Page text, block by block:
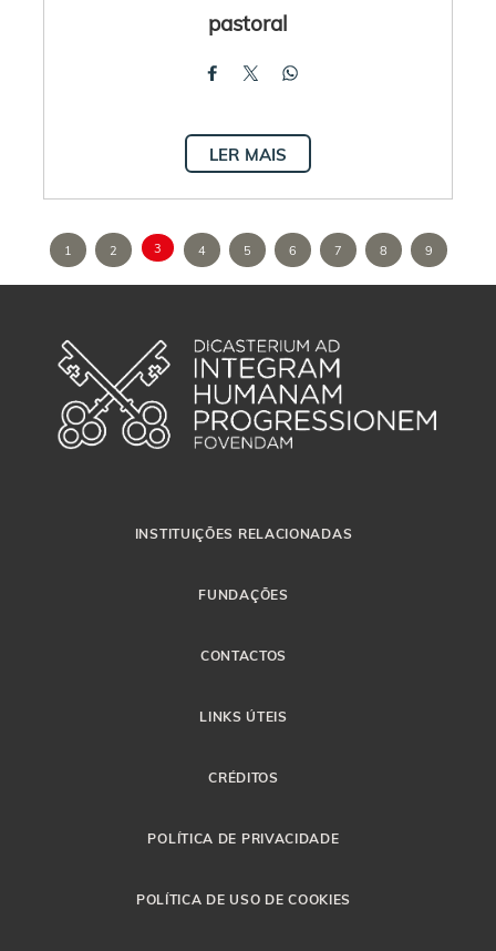
pastoral
LER MAIS
1 2 3 4 5 6 7 8 9
INSTITUIÇÕES RELACIONADAS
FUNDAÇÕES
CONTACTOS
LINKS ÚTEIS
CRÉDITOS
POLÍTICA DE PRIVACIDADE
POLÍTICA DE USO DE COOKIES